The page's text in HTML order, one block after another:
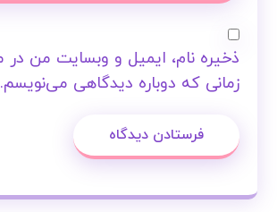
ذخیره نام، ایمیل و وبسایت من در
زمانی که دوباره دیدگاهی می‌نویسم.
فرستادن دیدگاه